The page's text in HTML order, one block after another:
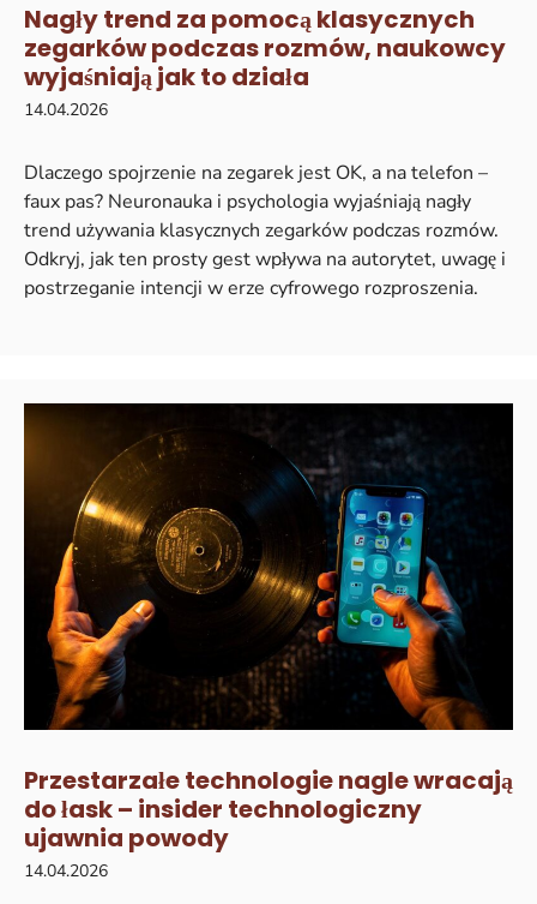
Nagły trend za pomocą klasycznych
zegarków podczas rozmów, naukowcy
wyjaśniają jak to działa
14.04.2026
Dlaczego spojrzenie na zegarek jest OK, a na telefon –
faux pas? Neuronauka i psychologia wyjaśniają nagły
trend używania klasycznych zegarków podczas rozmów.
Odkryj, jak ten prosty gest wpływa na autorytet, uwagę i
postrzeganie intencji w erze cyfrowego rozproszenia.
Przestarzałe technologie nagle wracają
do łask – insider technologiczny
ujawnia powody
14.04.2026